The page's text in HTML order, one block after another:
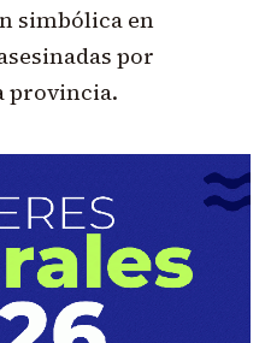
simbólica en
por
provincia.